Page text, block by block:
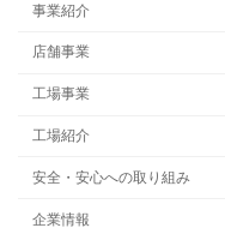
事業紹介
店舗事業
工場事業
工場紹介
安全・安心への取り組み
企業情報